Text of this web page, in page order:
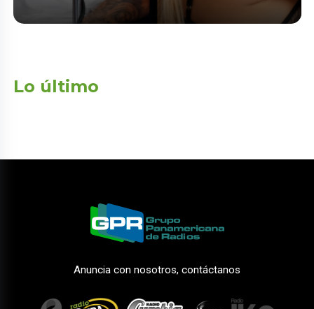
Lo último
Anuncia con nosotros, contáctanos